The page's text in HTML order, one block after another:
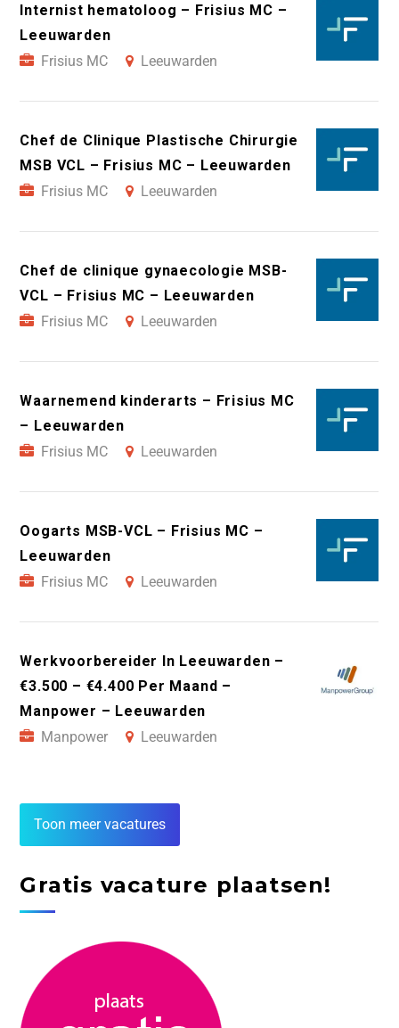
Internist hematoloog – Frisius MC –
Leeuwarden
Frisius MC
Leeuwarden
Chef de Clinique Plastische Chirurgie
MSB VCL – Frisius MC – Leeuwarden
Frisius MC
Leeuwarden
Chef de clinique gynaecologie MSB-
VCL – Frisius MC – Leeuwarden
Frisius MC
Leeuwarden
Waarnemend kinderarts – Frisius MC
– Leeuwarden
Frisius MC
Leeuwarden
Oogarts MSB-VCL – Frisius MC –
Leeuwarden
Frisius MC
Leeuwarden
Werkvoorbereider In Leeuwarden –
€3.500 – €4.400 Per Maand –
Manpower – Leeuwarden
Manpower
Leeuwarden
Toon meer vacatures
Gratis vacature plaatsen!